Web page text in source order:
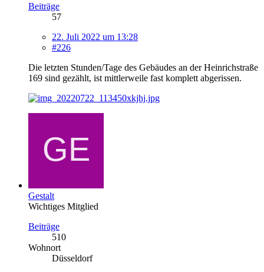
Beiträge
57
22. Juli 2022 um 13:28
#226
Die letzten Stunden/Tage des Gebäudes an der Heinrichstraße
169 sind gezählt, ist mittlerweile fast komplett abgerissen.
Gestalt
Wichtiges Mitglied
Beiträge
510
Wohnort
Düsseldorf